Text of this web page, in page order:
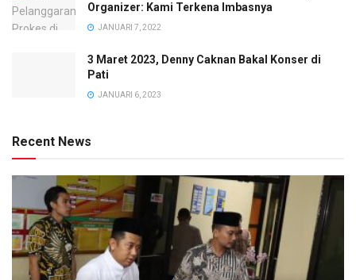
Organizer: Kami Terkena Imbasnya
JANUARI 7, 2022
3 Maret 2023, Denny Caknan Bakal Konser di
Pati
JANUARI 6, 2023
Recent News